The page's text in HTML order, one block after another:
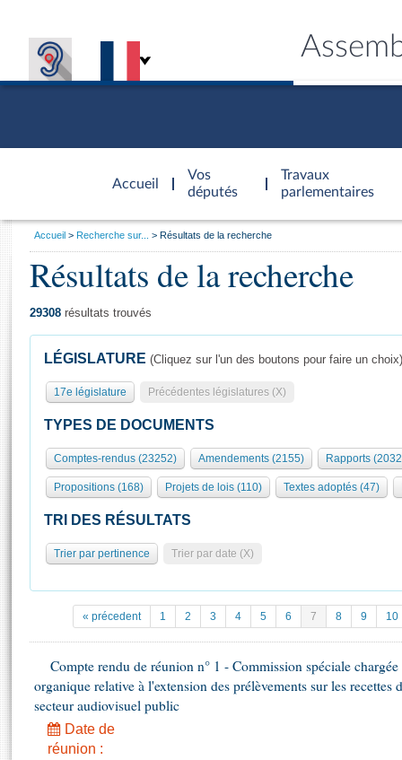
Accueil
d'accueil
Vos
députés
Travaux
parlementaires
Présidence
577 députés
Groupes politiques
Séance publique
Commissions et autres organes
Europe et International
Pétitions
Projets de loi
Propositions de loi
Amendements
Textes adoptés
Général
Rôle et pouvoirs de l'Assemblée
Organisation de l'Assemblée
Présidence Conférence des Présidents Bureau Collège des
Statistiques et chiffres clés
Documents de référence
( Constitution | Règlement de l'Assemblée ... )
Histoire
Juniors
Anciennes législatures
Visiter l'Assemblée
Visite virtuelle du palais Bourbon
Assister à une séance
La Bibliothèque
Contacts et plan d'accès
Photos libres de droit
Vous
Accueil Recherche sur... Résultats de la recherche
Résultats de la recherche
29308 résultats trouvés
LÉGISLATURE (Cliquez sur l'un des boutons pour faire un choix)
17e législature Précédentes législatures (X)
TYPES DE DOCUMENTS
Comptes-rendus (23252) Amendements (2155) Rapports
Propositions (168) Projets de lois (110) Textes adoptés (47)
TRI DES RÉSULTATS
Trier par pertinence Trier par date (X)
« précedent 1 2 3 4 5 6 7 8 9 10
Compte rendu de réunion n° 1 - Commission spéciale
organique relative à l'extension des prélèvements sur les
secteur audiovisuel public
Date de
réunion :